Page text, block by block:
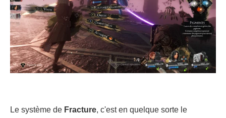
Le système de Fracture, c'est en quelque sorte le